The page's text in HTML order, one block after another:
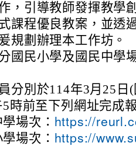
，引導教師發揮教學
課程優良教案，並透
規劃辦理本工作坊。
國民小學及國民中學
分別於114年3月25
時前至下列網址完成
場次： https://
場次： https://